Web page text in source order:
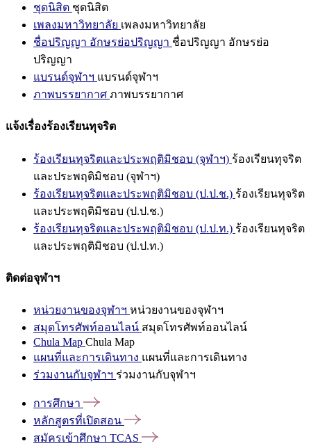
ชุดนิสิต ชุดนิสิต
เพลงมหาวิทยาลัย เพลงมหาวิทยาลัย
ชื่อปริญญา อักษรย่อปริญญา ชื่อปริญญา อักษรย่อ
ปริญญา
แบรนด์จุฬาฯ แบรนด์จุฬาฯ
ภาพบรรยากาศ ภาพบรรยากาศ
แจ้งเรื่องร้องเรียนทุจริต
ร้องเรียนทุจริตและประพฤติมิชอบ (จุฬาฯ) ร้องเรียนทุจริต
และประพฤติมิชอบ (จุฬาฯ)
ร้องเรียนทุจริตและประพฤติมิชอบ (ป.ป.ช.) ร้องเรียนทุจริต
และประพฤติมิชอบ (ป.ป.ช.)
ร้องเรียนทุจริตและประพฤติมิชอบ (ป.ป.ท.) ร้องเรียนทุจริต
และประพฤติมิชอบ (ป.ป.ท.)
ติดต่อจุฬาฯ
หน่วยงานของจุฬาฯ หน่วยงานของจุฬาฯ
สมุดโทรศัพท์ออนไลน์ สมุดโทรศัพท์ออนไลน์
Chula Map Chula Map
แผนที่และการเดินทาง แผนที่และการเดินทาง
ร่วมงานกับจุฬาฯ ร่วมงานกับจุฬาฯ
การศึกษา
หลักสูตรที่เปิดสอน
สมัครเข้าศึกษา TCAS